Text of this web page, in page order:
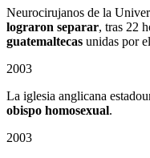
Neurocirujanos de la
lograron separar, tras 22
guatemaltecas unidas por
2003
La iglesia anglicana
obispo homosexual.
2003